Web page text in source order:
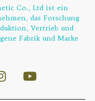
Co., Ltd ist ein
das Forschung
Vertrieb und
Fabrik und Marke